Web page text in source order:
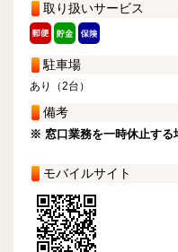
取り扱いサービス
駐車場
あり（2台）
備考
※ 窓口業務を一時休止する
モバイルサイト